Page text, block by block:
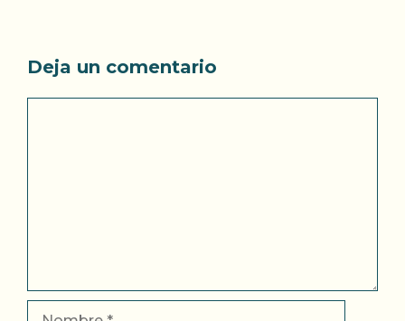
Deja un comentario